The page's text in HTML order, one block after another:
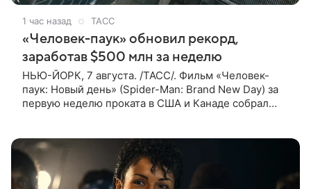
1 час назад ТАСС
«Человек-паук» обновил рекорд,
заработав $500 млн за неделю
НЬЮ-ЙОРК, 7 августа. /ТАСС/. Фильм «Человек-
паук: Новый день» (Spider-Man: Brand New Day) за
первую неделю проката в США и Канаде собрал